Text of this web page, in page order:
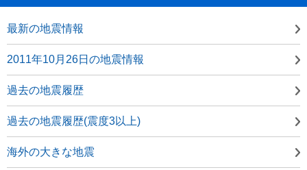
最新の地震情報
2011年10月26日の地震情報
過去の地震履歴
過去の地震履歴(震度3以上)
海外の大きな地震